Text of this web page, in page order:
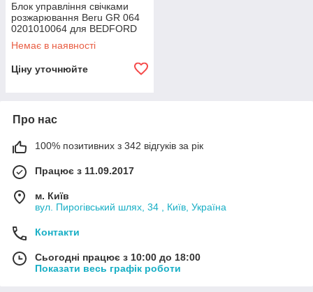
Блок управління свічками
розжарювання Beru GR 064
0201010064 для BEDFORD
ASTRAMAX, ASTRA VAN,
FORD SCORPIO I, OPEL
Немає в наявності
Ціну уточнюйте
Про нас
100% позитивних з 342 відгуків за рік
Працює з 11.09.2017
м. Київ
вул. Пирогівський шлях, 34 , Київ, Україна
Контакти
Сьогодні працює з 10:00 до 18:00
Показати весь графік роботи